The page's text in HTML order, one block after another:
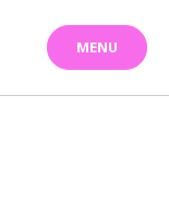
MENU